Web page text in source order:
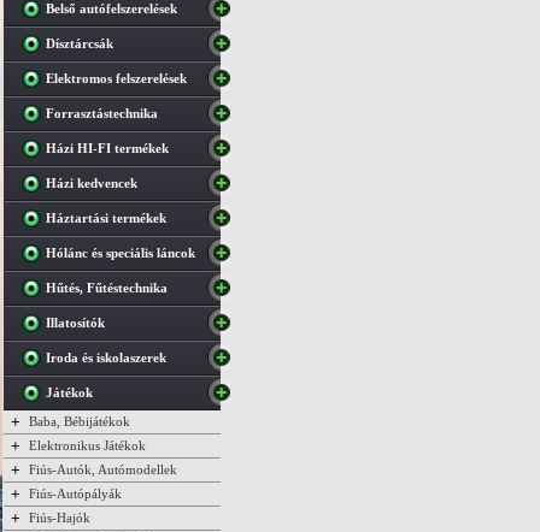
Belső autófelszerelések
Dísztárcsák
Elektromos felszerelések
Forrasztástechnika
Házi HI-FI termékek
Házi kedvencek
Háztartási termékek
Hólánc és speciális láncok
Hűtés, Fűtéstechnika
Illatosítók
Iroda és iskolaszerek
Játékok
+ Baba, Bébijátékok
+ Elektronikus Játékok
+ Fiús-Autók, Autómodellek
+ Fiús-Autópályák
+ Fiús-Hajók